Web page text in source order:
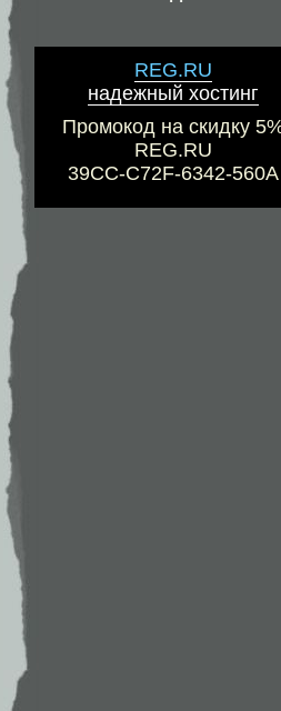
REG.RU
надежный хостинг
Промокод на скидку
REG.RU
39CC-C72F-6342-560A